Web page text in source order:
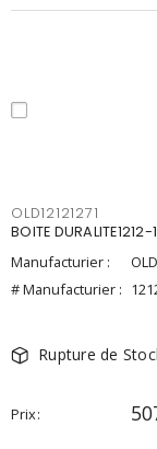
OLD12121271
BOITE DURALITE1212-
Manufacturier :
# Manufacturier :
Rupture de
Prix